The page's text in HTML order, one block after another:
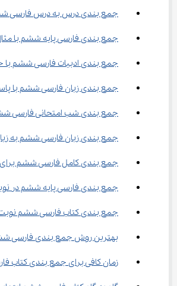
جمع بندی درس به درس فارسی
جمع بندی فارسی پایه ششم با
جمع بندی ادبیات فارسی ششم با
جمع بندی زبان فارسی ششم با
جمع بندی شب امتحانی فارسی
جمع بندی زبان فارسی ششم به
جمع بندی کامل فارسی ششم برای
جمع بندی فارسی پایه ششم در
جمع بندی کتاب فارسی ششم
بهترین روش جمع بندی فارسی
زمان کافی برای جمع بندی کتاب